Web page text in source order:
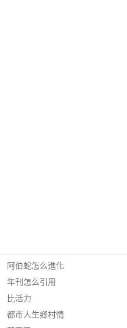
阿伯蛇怎么進化
年刊怎么引用
比活力
都市人生鄉村情